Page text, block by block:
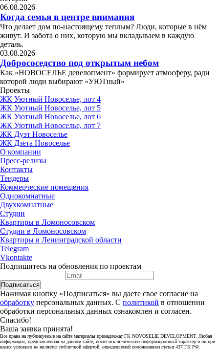
06.08.2026
Когда семья в центре внимания
Что делает дом по-настоящему теплым? Люди, которые в нём
живут. И забота о них, которую мы вкладываем в каждую
деталь.
03.08.2026
Добрососедство под открытым небом
Как «НОВОСЕЛЬЕ девелопмент» формирует атмосферу, ради
которой люди выбирают «УЮТный»
Проекты
ЖК Уютный Новоселье, лот 4
ЖК Уютный Новоселье, лот 5
ЖК Уютный Новоселье, лот 6
ЖК Уютный Новоселье, лот 7
ЖК Дуэт Новоселье
ЖК Дзета Новоселье
О компании
Пресс-релизы
Контакты
Тендеры
Коммерческие помещения
Однокомнатные
Двухкомнатные
Студии
Квартиры в Ломоносовском
Студии в Ломоносовском
Квартиры в Ленинградской области
Telegram
Vkontakte
Подпишитесь на обновления по проектам
Подписаться
Нажимая кнопку «Подписаться» вы даете свое согласие на
обработку персональных данных. С политикой в отношении
обработки персональных данных ознакомлен и согласен.
Спасибо!
Ваша заявка принята!
Все права на публикуемые на сайте материалы принадлежат ГК NOVOSELIE DEVELOPMENT. Любая
информация, представленная на данном сайте, носит исключительно информационный характер и ни при
каких условиях не является публичной офертой, определяемой положениями статьи 437 ГК РФ.